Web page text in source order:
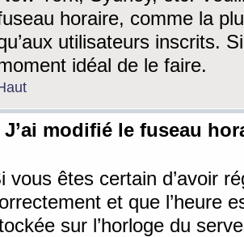
horaire, comme la
utilisateurs inscrits.
idéal de le faire.
J’ai modifié le fuseau
vous êtes certain d’avoir
et que l’heure
sur l’horloge du